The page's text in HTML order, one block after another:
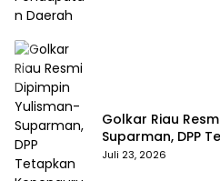
Golkar Riau
Suparman, DPP
Baru 2025–2030
Juli 23, 2026